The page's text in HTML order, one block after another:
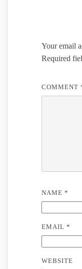
Your email
Required
COMMENT
NAME *
EMAIL *
WEBSITE